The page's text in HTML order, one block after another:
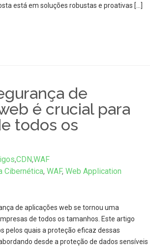
está em soluções robustas e proativas […]
de
é crucial para
todos os
,CDN,WAF
Cibernética, WAF, Web Application
de aplicações web se tornou uma
de todos os tamanhos. Este artigo
pelos quais a proteção eficaz dessas
desde a proteção de dados sensíveis